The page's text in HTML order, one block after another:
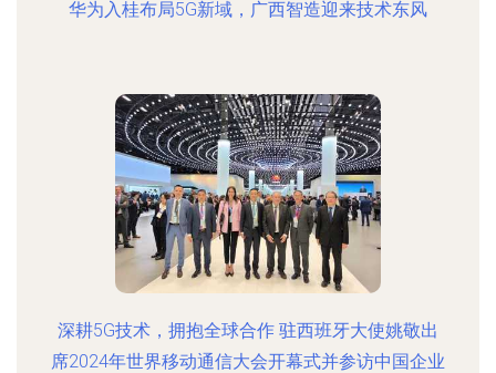
华为入桂布局5G新域，广西智造迎来技术东风
深耕5G技术，拥抱全球合作 驻西班牙大使姚敬出
席2024年世界移动通信大会开幕式并参访中国企业